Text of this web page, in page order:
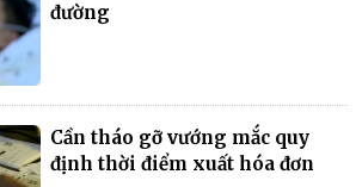
đường
Cần tháo gỡ vướng mắc quy
định thời điểm xuất hóa đơn